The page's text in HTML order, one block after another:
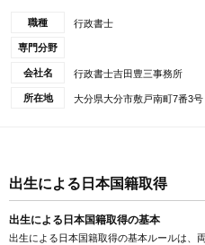
職種 行政書士
専門分野
会社名 行政書士吉田豊三事務所
所在地 大分県大分市敷戸南町7番3号
出生による日本国籍取得
出生による日本国籍取得の基本
出生による日本国籍取得の基本ルールは、